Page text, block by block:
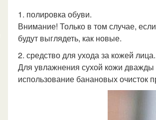
1. полировка обуви.
Внимание! Только в том случае,
будут выглядеть, как новые.
2. средство для ухода за кожей лица.
Для увлажнения сухой кожи дважды
использование банановых